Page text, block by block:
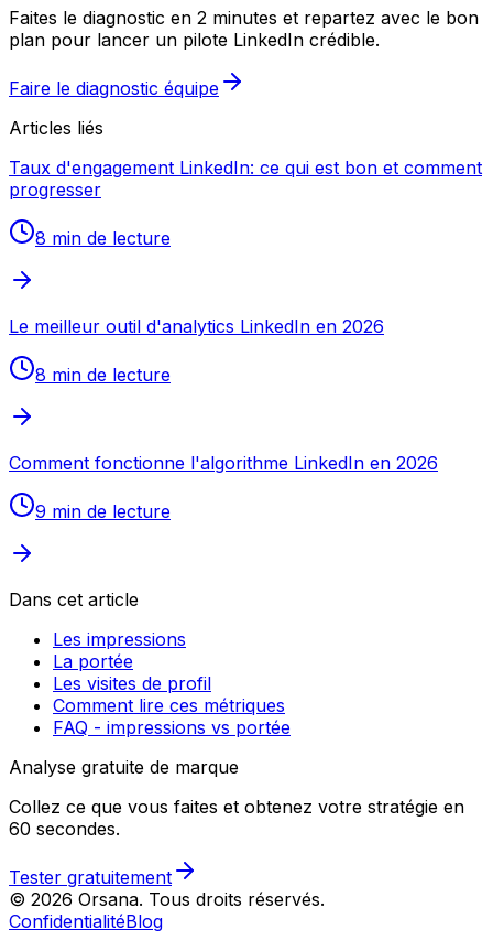
Faites le diagnostic en 2 minutes et repartez avec le bon
plan pour lancer un pilote LinkedIn crédible.
Faire le diagnostic équipe
Articles liés
Taux d'engagement LinkedIn: ce qui est bon et comment
progresser
8 min de lecture
Le meilleur outil d'analytics LinkedIn en 2026
8 min de lecture
Comment fonctionne l'algorithme LinkedIn en 2026
9 min de lecture
Dans cet article
Les impressions
La portée
Les visites de profil
Comment lire ces métriques
FAQ - impressions vs portée
Analyse gratuite de marque
Collez ce que vous faites et obtenez votre stratégie en
60 secondes.
Tester gratuitement
© 2026 Orsana. Tous droits réservés.
ConfidentialitéBlog